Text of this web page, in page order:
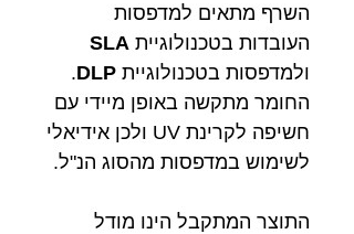
השרף מתאים למדפסות
העובדות בטכנולוגיית
ולמדפסות בטכנולוגיית
.
החומר מתקשה באופן מיידי עם
חשיפה לקרינת UV ולכן אידיאלי
לשימוש במדפסות מהסוג הנ"ל.
התוצר המתקבל הינו מודל